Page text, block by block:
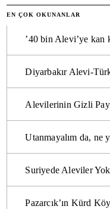
EN ÇOK OKUNANLAR
’40 bin Alevi’ye kan
Diyarbakır Alevi-
Alevilerinin Gizli
Utanmayalım da, ne
Suriyede Aleviler
Pazarcık’ın Kürd